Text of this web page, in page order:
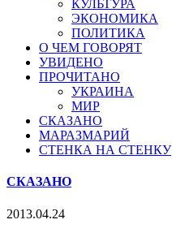
КУЛЬТУРА
ЭКОНОМИКА
ПОЛИТИКА
О ЧЕМ ГОВОРЯТ
УВИДЕНО
ПРОЧИТАНО
УКРАИНА
МИР
СКАЗАНО
МАРАЗМАРИЙ
СТЕНКА НА СТЕНКУ
СКАЗАНО
2013.04.24